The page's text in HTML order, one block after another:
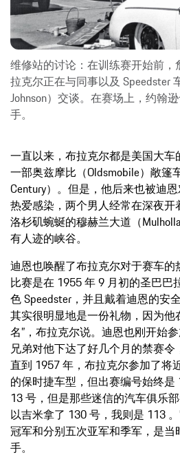
维修站的讨论：在训练赛开始前
拉克尔正在与同事以及 Speedster
Johnson）交谈。在赛场上，约翰
手。
一直以来，布拉克尔都是美国大
一部奥兹摩比（Oldsmobile）敞篷
Century）。但是，他后来也被迪
热爱感染，两个男人经常在深夜开
洛杉矶蜿蜒的穆赫兰大道（
有人迹的峡谷。
迪恩也唤醒了布拉克尔对于赛车
比赛是在 1955 年 9 月初的圣巴巴
色 Speedster，并且戴着迪恩的安
其实很明显地是一份礼物，因为他
名”，布拉克尔说。迪恩也刚开始
兄弟对他下达了好几个月的禁赛令
直到 1957 年，布拉克尔参加了将
的保时捷车型，但出赛编号始终是
13 号，但是那些迷信的汽车俱乐
以吉米拿了 130 号，我则是 113
冠军和分别五次亚军和季军，是
手。